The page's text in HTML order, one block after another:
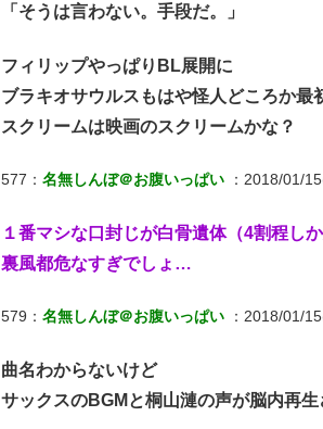
「そうは言わない。手段だ。」
フィリップやっぱりBL展開に
ブラキオサウルスもはや怪人どころか最
スクリームは映画のスクリームかな？
577： 名無しんぼ＠お腹いっぱい ：2018/01/
１番マシな口封じが白骨遺体（4割程し
裏風都危なすぎでしょ…
579： 名無しんぼ＠お腹いっぱい ：2018/01/
曲名わからないけど
サックスのBGMと桐山漣の声が脳内再